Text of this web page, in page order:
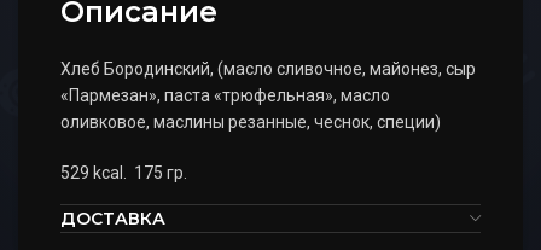
Описание
Хлеб Бородинский, (масло сливочное, майонез, сыр
«Пармезан», паста «трюфельная», масло
оливковое, маслины резанные, чеснок, специи)
529 kcal. 175 гр.
ДОСТАВКА